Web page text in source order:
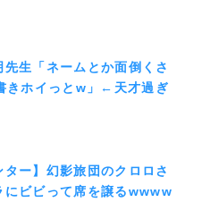
先生「ネームとか面倒くさ
きホイっとw」←天才過ぎ
ター】幻影旅団のクロロさ
にビビって席を譲るwwww